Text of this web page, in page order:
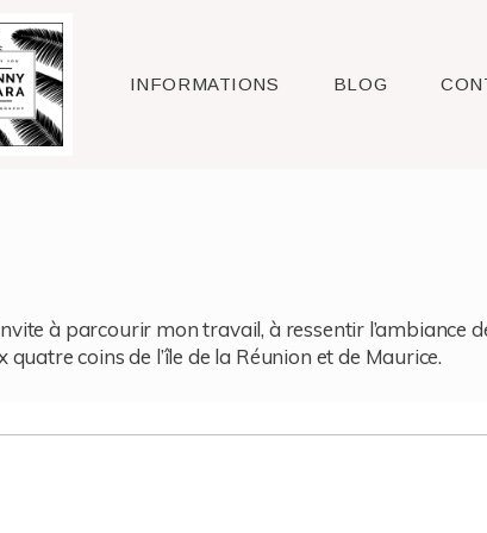
INFORMATIONS BLOG
à parcourir mon travail, à ressentir l’ambiance
coins de l’île de la Réunion et de Maurice.